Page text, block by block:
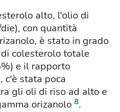
alto, l'olio di
con quantità
è stato in grado
colesterolo totale
e il rapporto
c'è stata poca
gli oli di riso ad alto e
orizanolo 8.